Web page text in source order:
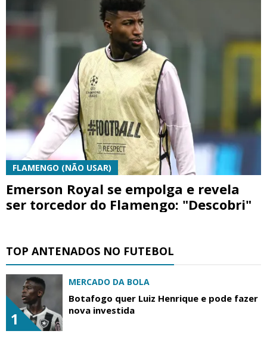
FLAMENGO (NÃO USAR)
Emerson Royal se empolga e revela
ser torcedor do Flamengo: "Descobri"
TOP ANTENADOS NO FUTEBOL
1
MERCADO DA BOLA
Botafogo quer Luiz Henrique e pode fazer
nova investida